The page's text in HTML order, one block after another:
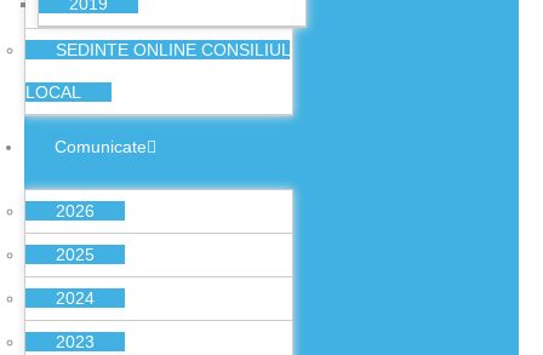
SEDINTE ONLINE CONSILIUL
LOCAL
Comunicate
2026
2025
2024
2023